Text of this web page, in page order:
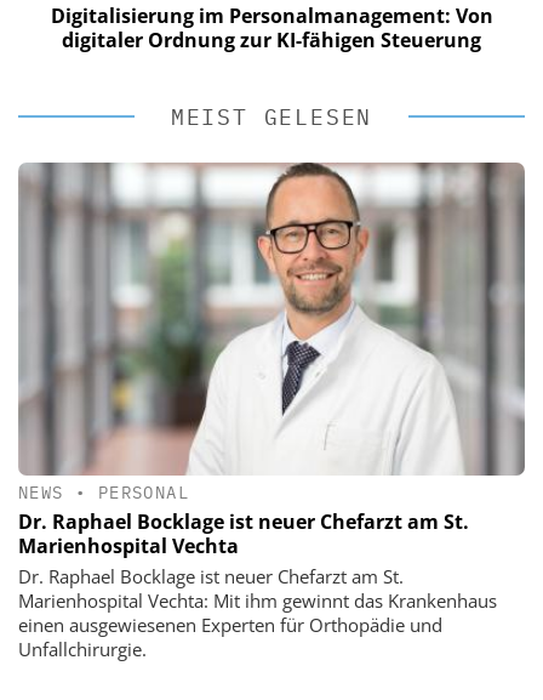
Digitalisierung im Personalmanagement: Von
digitaler Ordnung zur KI-fähigen Steuerung
MEIST GELESEN
NEWS • PERSONAL
Dr. Raphael Bocklage ist neuer Chefarzt am St.
Marienhospital Vechta
Dr. Raphael Bocklage ist neuer Chefarzt am St.
Marienhospital Vechta: Mit ihm gewinnt das Krankenhaus
einen ausgewiesenen Experten für Orthopädie und
Unfallchirurgie.